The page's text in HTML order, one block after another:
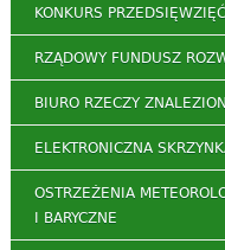
KONKURS
RZĄDOWY FUNDUSZ
BIURO RZECZY
ELEKTRONICZNA
OSTRZEŻENIA
I BARYCZNE